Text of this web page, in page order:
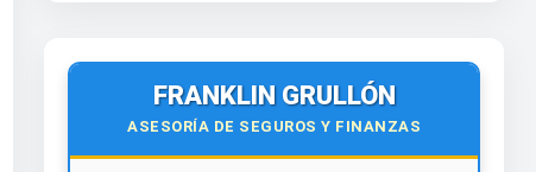
FRANKLIN GRULLÓN
ASESORÍA DE SEGUROS Y FINANZAS